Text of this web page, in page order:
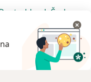
pestaña
en una nueva pestaña
abre en una nueva
se abre en
Česko
pestaña
nueva pestaña
en una nueva pestaña
se abre en una nueva
se abre en
se
abre en una nueva
- Encuentra tu